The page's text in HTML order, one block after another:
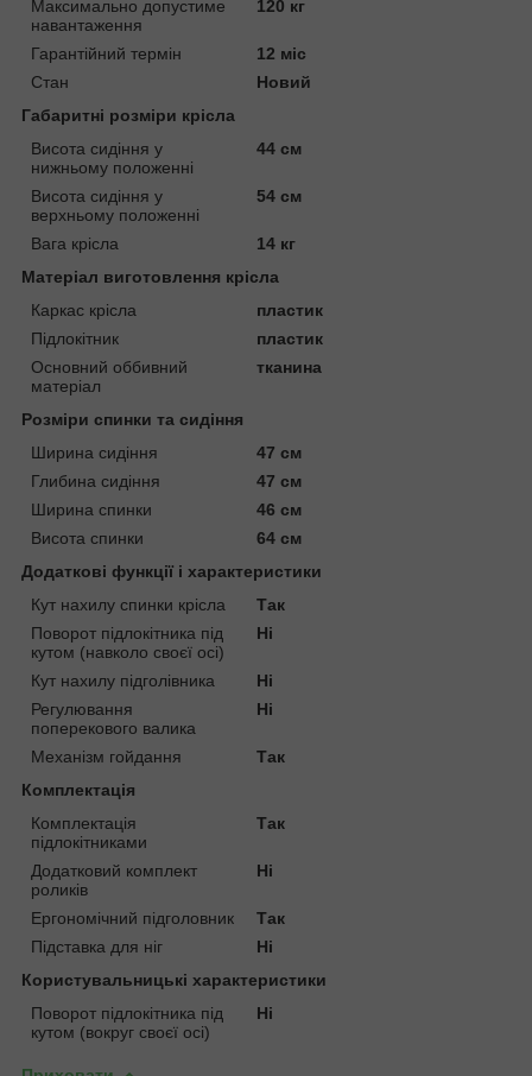
Максимально допустиме
навантаження
120 кг
Гарантійний термін
12 міс
Стан
Новий
Габаритні розміри крісла
Висота сидіння у
нижньому положенні
44 см
Висота сидіння у
верхньому положенні
54 см
Вага крісла
14 кг
Матеріал виготовлення крісла
Каркас крісла
пластик
Підлокітник
пластик
Основний оббивний
матеріал
тканина
Розміри спинки та сидіння
Ширина сидіння
47 см
Глибина сидіння
47 см
Ширина спинки
46 см
Висота спинки
64 см
Додаткові функції і характеристики
Кут нахилу спинки крісла
Так
Поворот підлокітника під
кутом (навколо своєї осі)
Ні
Кут нахилу підголівника
Ні
Регулювання
поперекового валика
Ні
Механізм гойдання
Так
Комплектація
Комплектація
підлокітниками
Так
Додатковий комплект
роликів
Ні
Ергономічний підголовник
Так
Підставка для ніг
Ні
Користувальницькі характеристики
Поворот підлокітника під
кутом (вокруг своєї осі)
Ні